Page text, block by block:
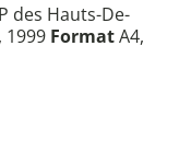
des Hauts-De-
1999 FormatA4,